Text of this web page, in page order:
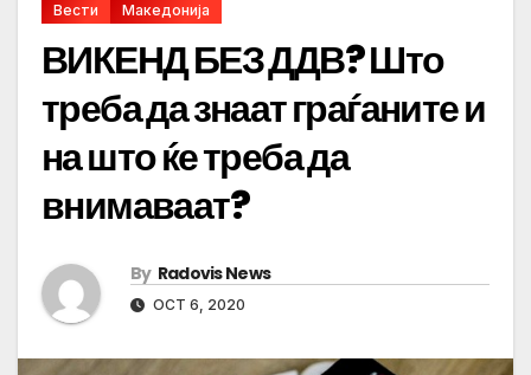
Вести Македонија
ВИКЕНД БЕЗ ДДВ? Што
треба да знаат граѓаните и
на што ќе треба да
внимаваат?
By Radovis News
OCT 6, 2020